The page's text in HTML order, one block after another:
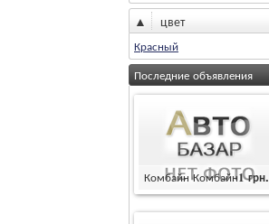
▲ цвет
Красный
Последние объявления
Комбайн Комбайн1 грн.